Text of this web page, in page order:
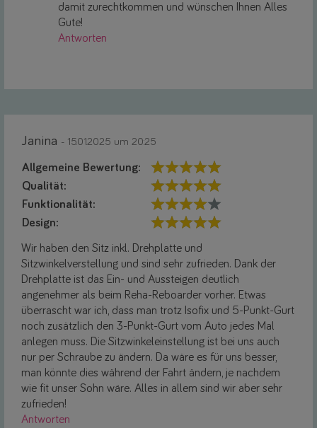
damit zurechtkommen und wünschen Ihnen Alles
Gute!
Antworten
Janina - 15.01.2025 um 20:25
Allgemeine Bewertung:
Qualität:
Funktionalität:
Design:
Wir haben den Sitz inkl. Drehplatte und
Sitzwinkelverstellung und sind sehr zufrieden. Dank der
Drehplatte ist das Ein- und Aussteigen deutlich
angenehmer als beim Reha-Reboarder vorher. Etwas
überrascht war ich, dass man trotz Isofix und 5-Punkt-Gurt
noch zusätzlich den 3-Punkt-Gurt vom Auto jedes Mal
anlegen muss. Die Sitzwinkeleinstellung ist bei uns auch
nur per Schraube zu ändern. Da wäre es für uns besser,
man könnte dies während der Fahrt ändern, je nachdem
wie fit unser Sohn wäre. Alles in allem sind wir aber sehr
zufrieden!
Antworten